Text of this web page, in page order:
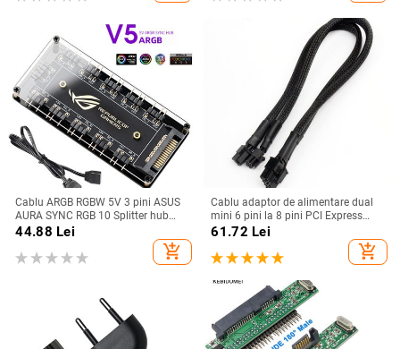
Cablu ARGB RGBW 5V 3 pini ASUS
AURA SYNC RGB 10 Splitter hub
SATA Adaptor cablu prelungitor de
alimentare LED bandă lumină PC
RGB ventilator Cooler
44.88 Lei
add_shopping_cart
Cablu adaptor de alimentare dual
mini 6 pini la 8 pini PCI Express
pentru placa video pentru Mac Pro
Tower/Power Mac G5 15-inch
61.72 Lei
add_shopping_cart